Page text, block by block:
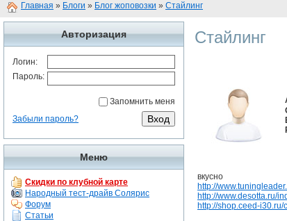
Главная » Блоги » Блог жоповозки » Стайлинг
Авторизация
Логин:
Пароль:
Запомнить меня
Забыли пароль?
Меню
Скидки по клубной карте
Народный тест-драйв Солярис
Форум
Статьи
Стайлинг
вкусно
http://
http://www.desotta.ru/
http://shop.ceed-